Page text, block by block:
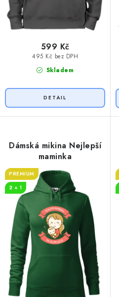
Skladem
495 Kč bez DPH
599 Kč
Dámská mikina Nejlepší
maminka
PREMIUM
2 + 1